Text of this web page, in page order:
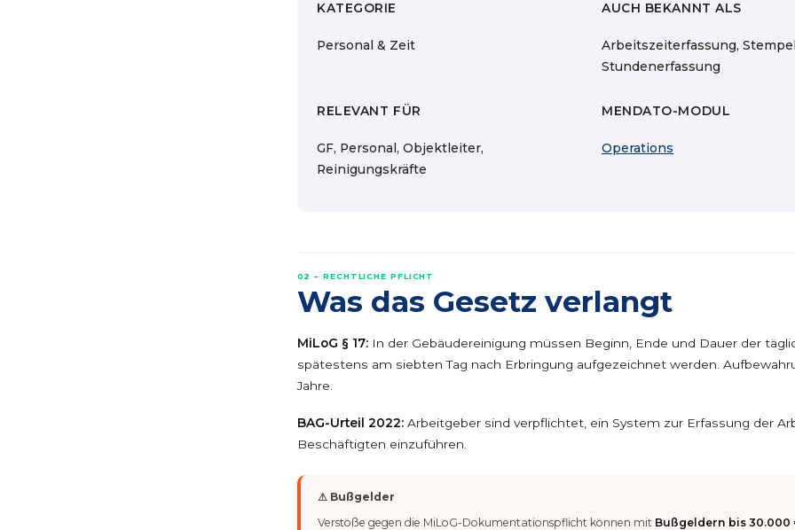
KATEGORIE
Personal & Zeit
AUCH BEKANNT ALS
Arbeitszeiterfassung,
Stundenerfassung
RELEVANT FÜR
GF, Personal, Objektleiter,
Reinigungskräfte
MENDATO-MODUL
Operations
02 – RECHTLICHE PFLICHT
Was das Gesetz verlangt
MiLoG § 17:In der Gebäudereinigung müssen Beginn, Ende und Dauer der
spätestens am siebten Tag nach Erbringung aufgezeichnet werden.
Jahre.
BAG-Urteil 2022:Arbeitgeber sind verpflichtet, ein System zur Erfassung der
Beschäftigten einzuführen.
⚠ Bußgelder
Verstöße gegen die MiLoG-Dokumentationspflicht können mit Bußgeldern bis 30.000